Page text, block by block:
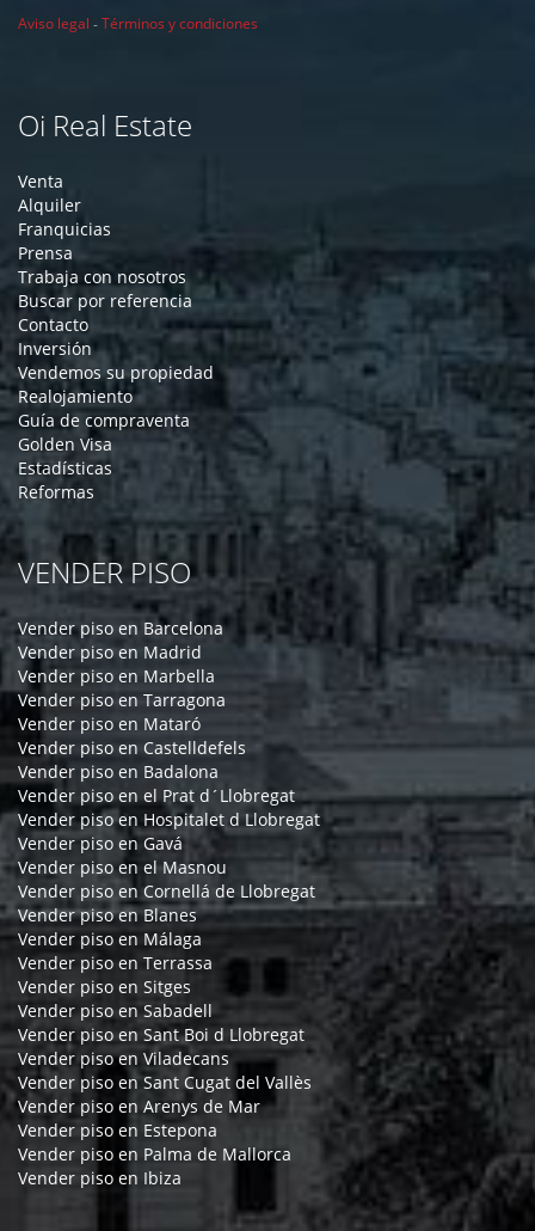
Aviso legal -Términos y condiciones
Oi Real Estate
Venta
Alquiler
Franquicias
Prensa
Trabaja con nosotros
Buscar por referencia
Contacto
Inversión
Vendemos su propiedad
Realojamiento
Guía de compraventa
Golden Visa
Estadísticas
Reformas
VENDER PISO
Vender piso en Barcelona
Vender piso en Madrid
Vender piso en Marbella
Vender piso en Tarragona
Vender piso en Mataró
Vender piso en Castelldefels
Vender piso en Badalona
Vender piso en el Prat d´Llobregat
Vender piso en Hospitalet d Llobregat
Vender piso en Gavá
Vender piso en el Masnou
Vender piso en Cornellá de Llobregat
Vender piso en Blanes
Vender piso en Málaga
Vender piso en Terrassa
Vender piso en Sitges
Vender piso en Sabadell
Vender piso en Sant Boi d Llobregat
Vender piso en Viladecans
Vender piso en Sant Cugat del Vallès
Vender piso en Arenys de Mar
Vender piso en Estepona
Vender piso en Palma de Mallorca
Vender piso en Ibiza